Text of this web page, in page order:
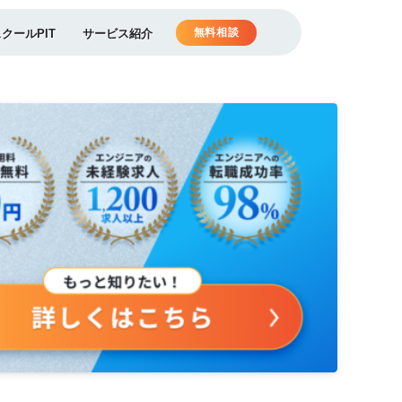
ールPIT サービス紹介 無料相談